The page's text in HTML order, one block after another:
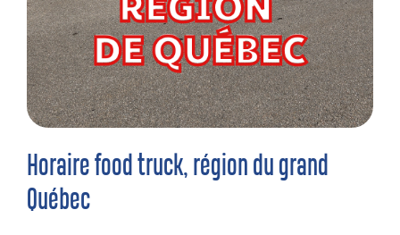
Horaire food truck, région du grand
Québec